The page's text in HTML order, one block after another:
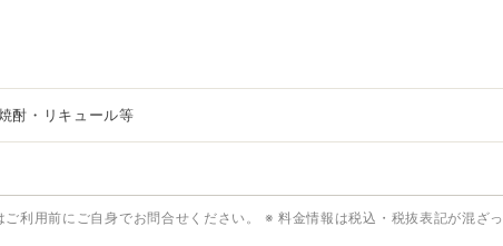
酎・リキュール等
利用前にご自身でお問合せください。
※ 料金情報は税込・税抜表記が混ざ